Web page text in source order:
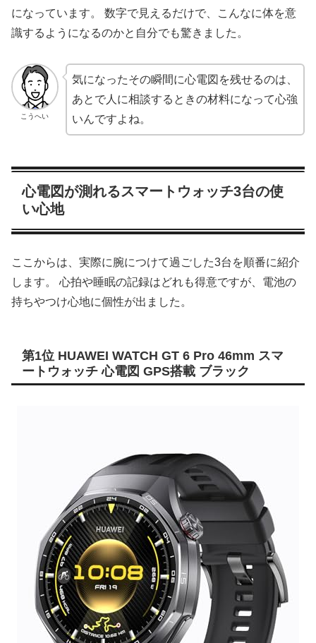
になっています。 数字で見えるだけで、こんなに体を意
識するようになるのかと自分でも驚きました。
こうへい
気になったその瞬間に心電図を残せるのは、
あとで人に相談するときの材料になって心強
いんですよね。
心電図が測れるスマートウォッチ3台の使
い心地
ここからは、実際に腕につけて過ごした3台を順番に紹介
します。 心拍や睡眠の記録はどれも得意ですが、電池の
持ちやつけ心地に個性が出ました。
第1位 HUAWEI WATCH GT 6 Pro 46mm スマ
ートウォッチ 心電図 GPS搭載 ブラック